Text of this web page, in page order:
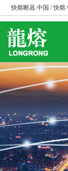
快熔断器.中国 / 快